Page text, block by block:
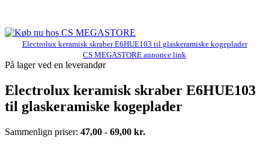
Electrolux keramisk skraber E6HUE103 til glaskeramiske kogeplader
CS MEGASTORE annonce link
På lager ved en leverandør
Electrolux keramisk skraber E6HUE103
til glaskeramiske kogeplader
Sammenlign priser: 47,00 - 69,00 kr.